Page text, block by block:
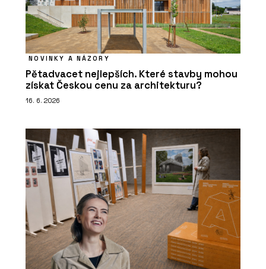
NOVINKY A NÁZORY
Pětadvacet nejlepších. Které stavby mohou
získat Českou cenu za architekturu?
16. 6. 2026